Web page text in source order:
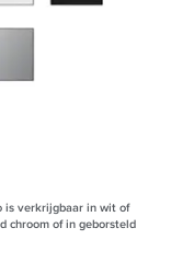
is verkrijgbaar in wit of
chroom of in geborsteld